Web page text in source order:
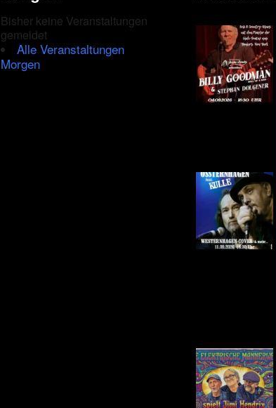
ensure
that
Bisher keine Veranstaltungen
gemeldet
Alle Veranstaltungen
Morgen